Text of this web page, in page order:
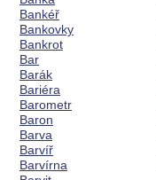
Bankéř
Bankovky
Bankrot
Bar
Barák
Bariéra
Barometr
Baron
Barva
Barvíř
Barvírna